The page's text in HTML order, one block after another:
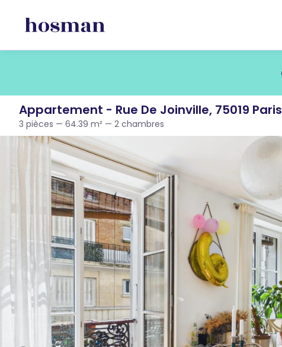
Appartement - Rue De Joinville, 75019 Paris
3 pièces — 64.39 m² — 2 chambres